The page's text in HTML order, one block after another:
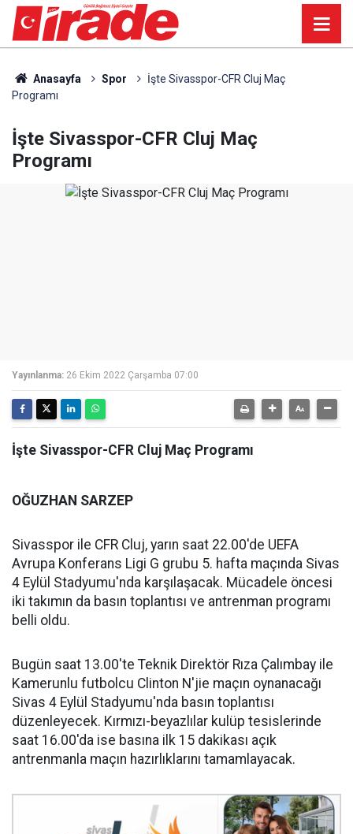
Anasayfa Spor
İşte Sivasspor-CFR Cluj Maç
Programı
İşte Sivasspor-CFR Cluj Maç
Programı
Yayınlanma: 26 Ekim 2022 Çarşamba 07:00
İşte Sivasspor-CFR Cluj Maç Programı
OĞUZHAN SARZEP
Sivasspor ile CFR Cluj, yarın saat 22.00'de UEFA
Avrupa Konferans Ligi G grubu 5. hafta maçında Sivas
4 Eylül Stadyumu'nda karşılaşacak. Mücadele öncesi
iki takımın da basın toplantısı ve antrenman programı
belli oldu.
Bugün saat 13.00'te Teknik Direktör Rıza Çalımbay ile
Kamerunlu futbolcu Clinton N'jie maçın oynanacağı
Sivas 4 Eylül Stadyumu'nda basın toplantısı
düzenleyecek. Kırmızı-beyazlılar kulüp tesislerinde
saat 16.00'da ise basına ilk 15 dakikası açık
antrenmanla maçın hazırlıklarını tamamlayacak.